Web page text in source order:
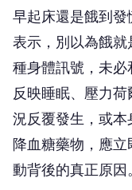
早起床還是餓到
表示，別以為餓
種身體訊號，未
反映睡眠、壓力
況反覆發生，或本
降血糖藥物，應
動背後的真正原因